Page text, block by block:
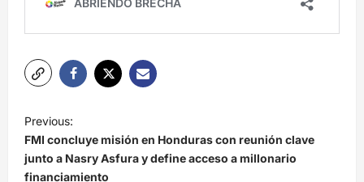
N
a
v
Previous:
FMI concluye misión en Honduras con reunión clave
junto a Nasry Asfura y define acceso a millonario
financiamiento